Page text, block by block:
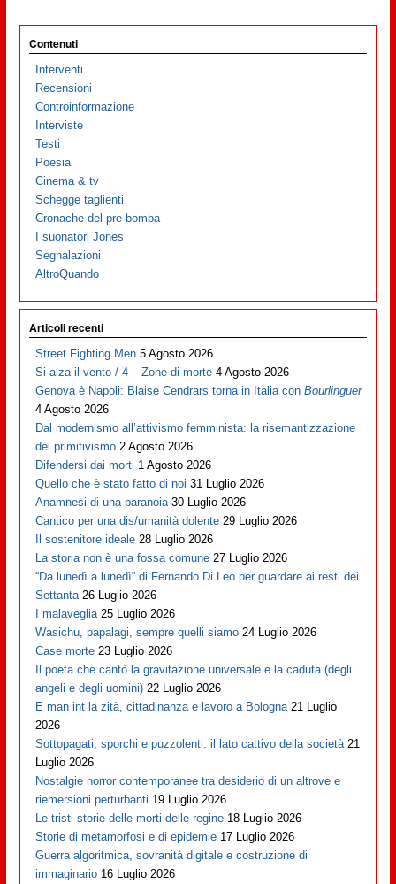
Contenuti
Interventi
Recensioni
Controinformazione
Interviste
Testi
Poesia
Cinema & tv
Schegge taglienti
Cronache del pre-bomba
I suonatori Jones
Segnalazioni
AltroQuando
Articoli recenti
Street Fighting Men 5 Agosto 2026
Si alza il vento / 4 – Zone di morte 4 Agosto 2026
Genova è Napoli: Blaise Cendrars torna in Italia conBourlinguer
4 Agosto 2026
Dal modernismo all’attivismo femminista: la risemantizzazione
del primitivismo 2 Agosto 2026
Difendersi dai morti 1 Agosto 2026
Quello che è stato fatto di noi 31 Luglio 2026
Anamnesi di una paranoia 30 Luglio 2026
Cantico per una dis/umanità dolente 29 Luglio 2026
Il sostenitore ideale 28 Luglio 2026
La storia non è una fossa comune 27 Luglio 2026
“Da lunedì a lunedì” di Fernando Di Leo per guardare ai resti dei
Settanta 26 Luglio 2026
I malaveglia 25 Luglio 2026
Wasichu, papalagi, sempre quelli siamo 24 Luglio 2026
Case morte 23 Luglio 2026
Il poeta che cantò la gravitazione universale e la caduta (degli
angeli e degli uomini) 22 Luglio 2026
E man int la zità, cittadinanza e lavoro a Bologna 21 Luglio
2026
Sottopagati, sporchi e puzzolenti: il lato cattivo della società 21
Luglio 2026
Nostalgie horror contemporanee tra desiderio di un altrove e
riemersioni perturbanti 19 Luglio 2026
Le tristi storie delle morti delle regine 18 Luglio 2026
Storie di metamorfosi e di epidemie 17 Luglio 2026
Guerra algoritmica, sovranità digitale e costruzione di
immaginario 16 Luglio 2026